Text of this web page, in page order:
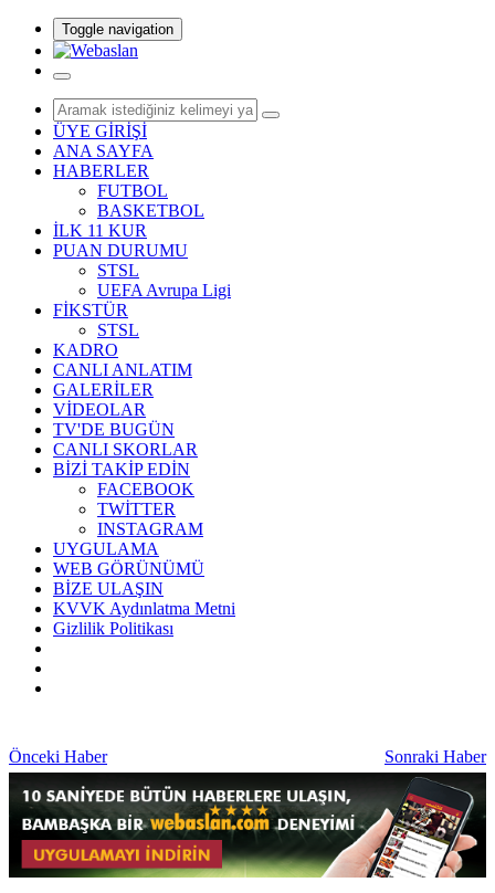
Toggle navigation
ÜYE GİRİŞİ
ANA SAYFA
HABERLER
FUTBOL
BASKETBOL
İLK 11 KUR
PUAN DURUMU
STSL
UEFA Avrupa Ligi
FİKSTÜR
STSL
KADRO
CANLI ANLATIM
GALERİLER
VİDEOLAR
TV'DE BUGÜN
CANLI SKORLAR
BİZİ TAKİP EDİN
FACEBOOK
TWİTTER
INSTAGRAM
UYGULAMA
WEB GÖRÜNÜMÜ
BİZE ULAŞIN
KVVK Aydınlatma Metni
Gizlilik Politikası
Önceki Haber Sonraki Haber